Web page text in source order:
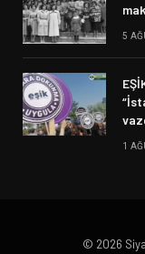
5
1
© 2026